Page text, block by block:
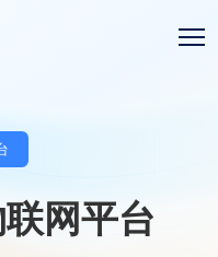
网平台